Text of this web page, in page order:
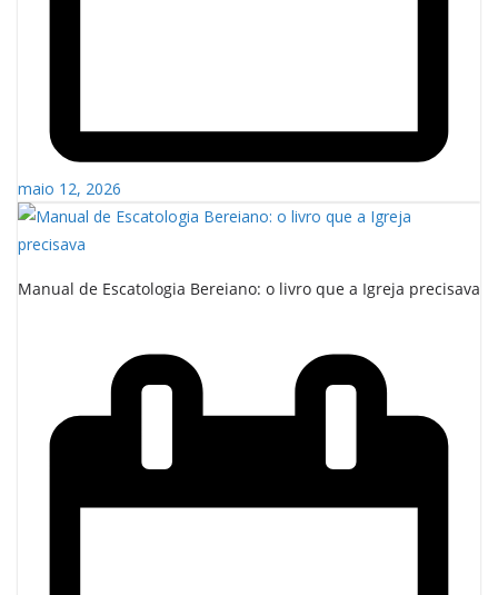
maio 12, 2026
Manual de Escatologia Bereiano: o livro que a Igreja precisava